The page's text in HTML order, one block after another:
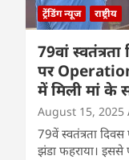
ट्रेंडिंग न्यूज राष्ट्रीय
79वां
पर
में मिली मां के
August 15, 2025
79वें स्वतंत्रता दिवस
झंडा फहराया।